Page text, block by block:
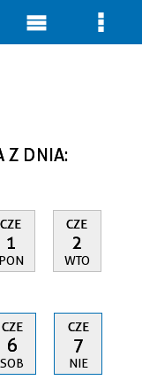
Z DNIA:
CZE
1
PON
CZE
2
WTO
CZE
6
SOB
CZE
7
NIE
Menu Menu